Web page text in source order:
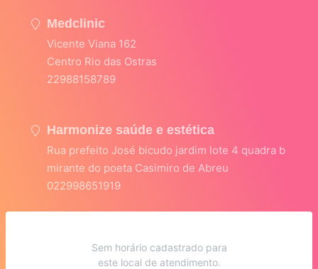
Medclinic
Vicente Viana 162
Centro Rio das Ostras
22988158789
Harmonize saúde e estética
Rua prefeito José bicudo jardim lote 4 quadra b
mirante do poeta Casimiro de Abreu
022998651919
Sem horário cadastrado para
este local de atendimento.